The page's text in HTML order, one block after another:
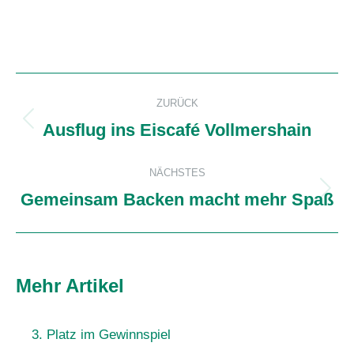
Kommentarnavigation
ZURÜCK
Vorheriger
Ausflug ins Eiscafé Vollmershain
NÄCHSTES
Nächster
Gemeinsam Backen macht mehr Spaß
Mehr Artikel
3. Platz im Gewinnspiel